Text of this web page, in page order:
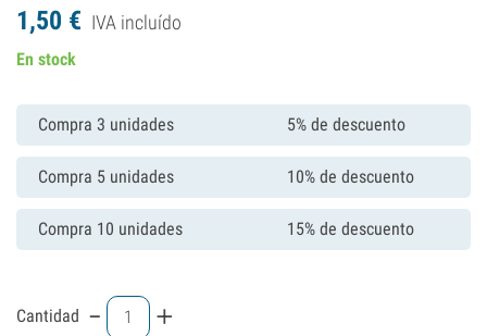
1,50 € IVA incluído
En stock
Compra 3 unidades 5% de descuento
Compra 5 unidades 10% de descuento
Compra 10 unidades 15% de descuento
Cantidad - +